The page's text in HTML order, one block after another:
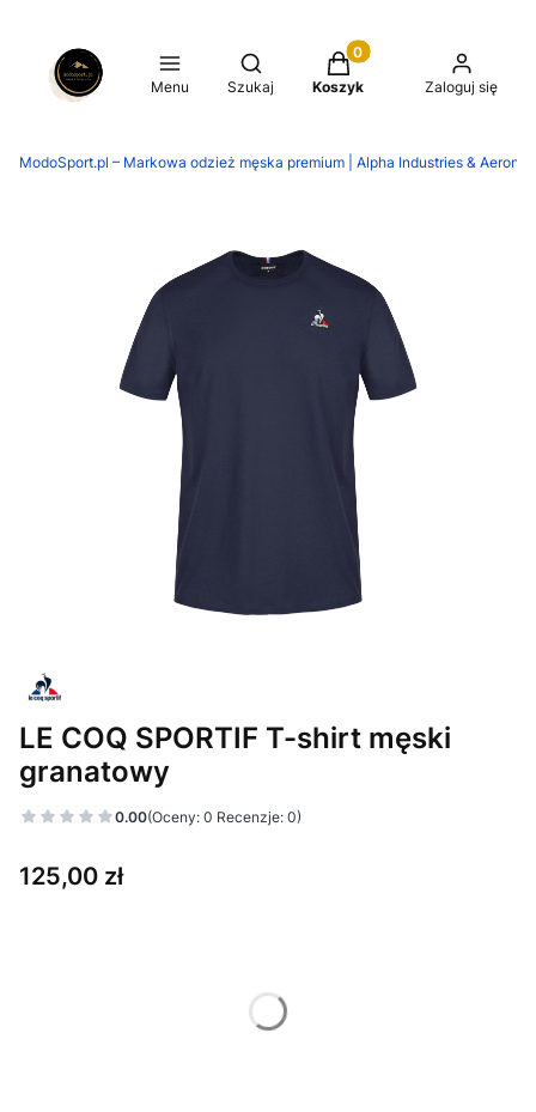
Menu
Otwórz wyszukiwarkę
Szukaj
Produkty w koszyku: 0.
Koszyk Zaloguj się
ModoSport.pl – Markowa odzież męska premium | Alpha Industries &
LE COQ SPORTIF T-shirt męski
granatowy
0.00(Oceny: 0 Recenzje: 0)
Cena
125,00 zł